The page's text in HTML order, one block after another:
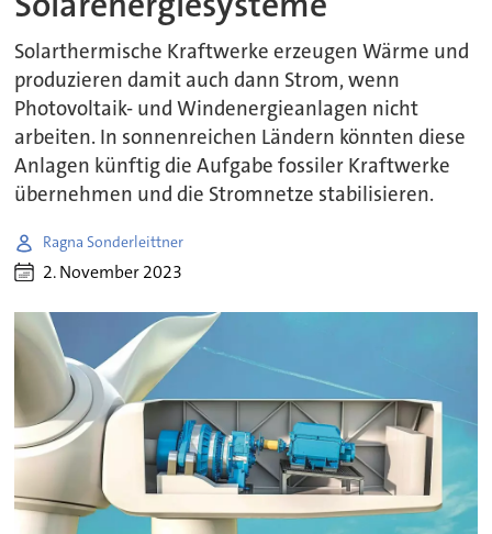
Solarthermische Kraftwerke erzeugen Wärme und
produzieren damit auch dann Strom, wenn
Photovoltaik- und Windenergieanlagen nicht
arbeiten. In sonnenreichen Ländern könnten diese
Anlagen künftig die Aufgabe fossiler Kraftwerke
übernehmen und die Stromnetze stabilisieren.
Ragna Sonderleittner
2. November 2023